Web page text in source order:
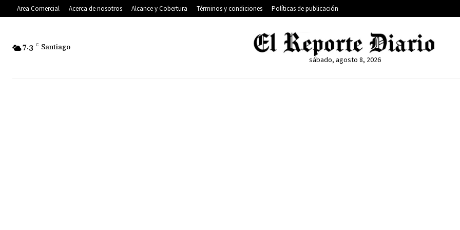
Area Comercial Acerca de nosotros Alcance y Cobertura Términos y condiciones Políticas de publicación
7.3 C Santiago
sábado, agosto 8, 2026